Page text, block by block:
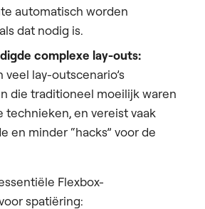
automatisch worden
dat nodig is.
complexe lay-outs:
veel lay-outscenario’s
die traditioneel moeilijk waren
technieken, en vereist vaak
en minder “hacks” voor de
Flexbox-
spatiëring: